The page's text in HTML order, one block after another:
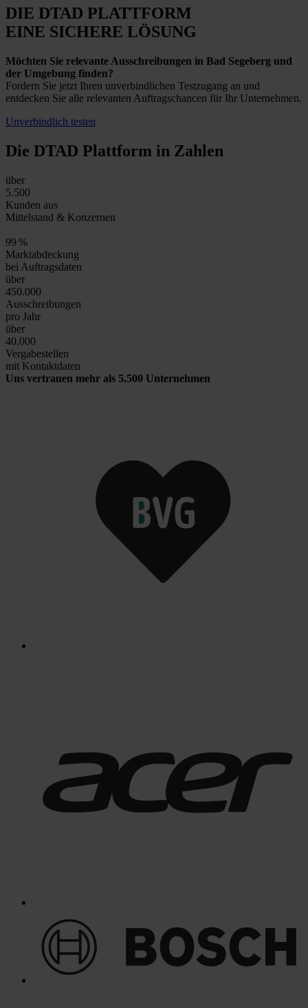
DIE DTAD PLATTFORM
EINE SICHERE LÖSUNG
Möchten Sie relevante Ausschreibungen in Bad Segeberg und
der Umgebung finden?
Fordern Sie jetzt Ihren unverbindlichen Testzugang an und
entdecken Sie alle relevanten Auftragschancen für Ihr Unternehmen.
Unverbindlich testen
Die DTAD Plattform in Zahlen
über
5.500
Kunden aus
Mittelstand & Konzernen
99 %
Marktabdeckung
bei Auftragsdaten
über
450.000
Ausschreibungen
pro Jahr
über
40.000
Vergabestellen
mit Kontaktdaten
Uns vertrauen mehr als 5.500 Unternehmen